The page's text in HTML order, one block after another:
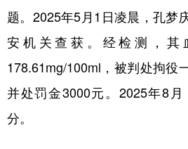
地方频道
北京 天津
辽宁 吉林
题。2025年5月1日凌晨，孔梦
安机关查获。经检测，其
178.61mg/100ml，被判处拘役
并处罚金3000元。2025年8
分。